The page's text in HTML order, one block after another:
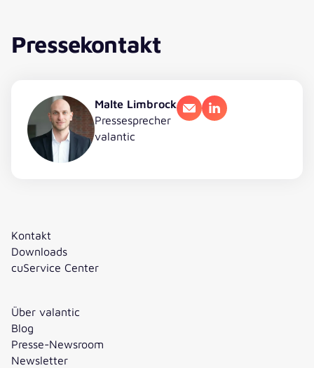
Pressekontakt
Malte Limbrock
Pressesprecher
valantic
E-MailLinkedIn
Kontakt
Downloads
cuService Center
Über valantic
Blog
Presse-Newsroom
Newsletter